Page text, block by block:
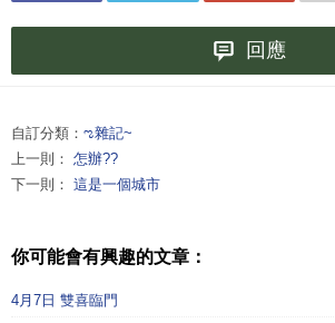
回應
自訂分類： ಌ雜記~
上一則： 怎辦??
下一則： 這是一個城市
你可能會有興趣的文章：
4月7日 雙喜臨門